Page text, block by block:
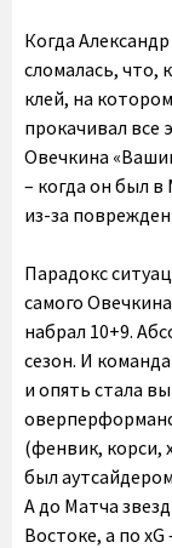
Когда
сломалась, что,
клей, на
прокачивал все
Овечкина
– когда он был в
из-за
Парадокс
самого
набрал 10+9.
сезон. И
и опять стала
(фенвик, корси,
был
А до Матча
Востоке, а по